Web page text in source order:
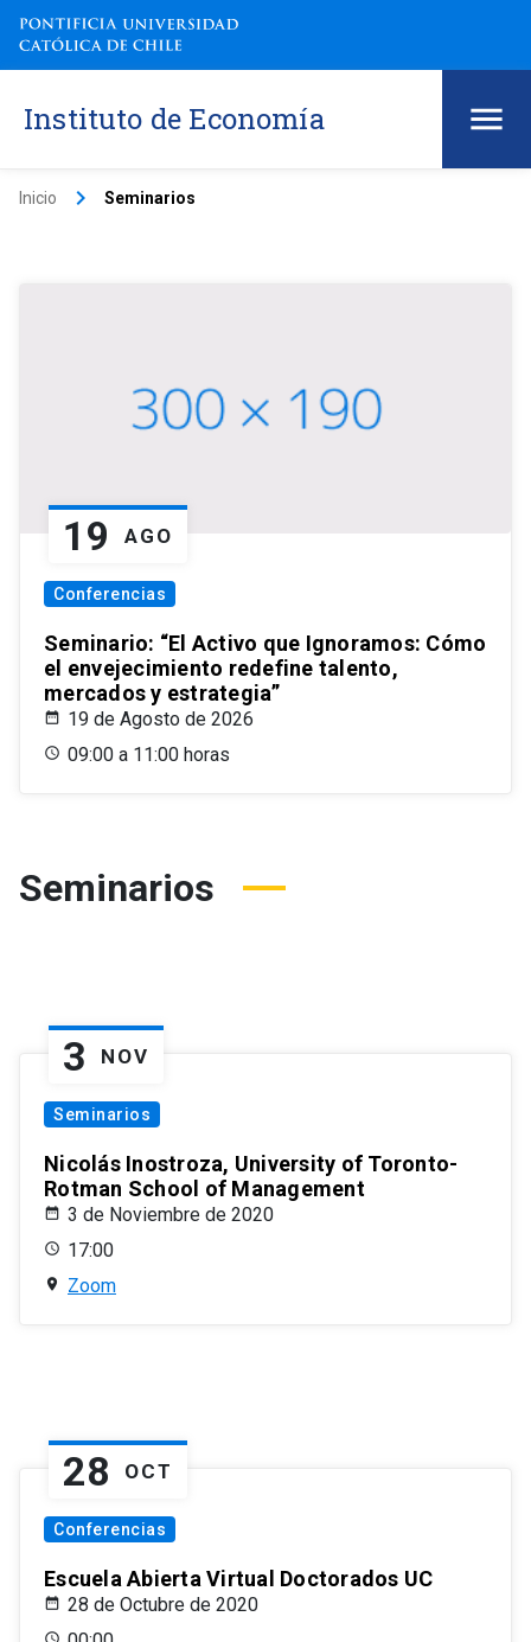
Instituto de Economía
Inicio keyboard_arrow_right Seminarios
19 AGO
Conferencias
Seminario: “El Activo que Ignoramos: Cómo
el envejecimiento redefine talento,
mercados y estrategia”
19 de Agosto de 2026
09:00 a 11:00 horas
Seminarios
3 NOV
Seminarios
Nicolás Inostroza, University of Toronto-
Rotman School of Management
3 de Noviembre de 2020
17:00
Zoom
28 OCT
Conferencias
Escuela Abierta Virtual Doctorados UC
28 de Octubre de 2020